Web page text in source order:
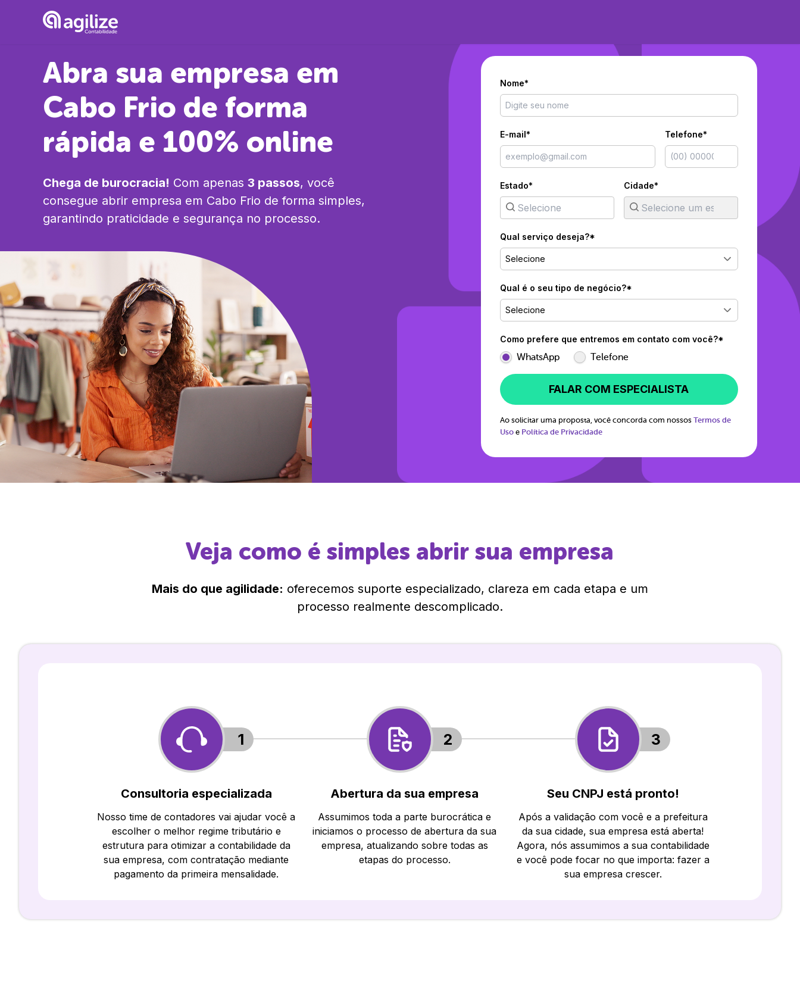
Abra sua empresa em
Cabo Frio de forma
rápida e 100% online
Chega de burocracia! Com apenas 3 passos, você
consegue abrir empresa em Cabo Frio de forma simples,
garantindo praticidade e segurança no processo.
Nome*
E-mail* Telefone*
Estado* Cidade*
Qual serviço deseja?*
Selecione
Qual é o seu tipo de negócio?*
Selecione
Como prefere que entremos em contato com você?*
WhatsApp Telefone
FALAR COM ESPECIALISTA
Ao solicitar uma proposta, você concorda com nossos Termos de
Uso e Política de Privacidade
Veja como é simples abrir sua empresa
Mais do que agilidade: oferecemos suporte especializado, clareza em cada etapa e um
processo realmente descomplicado.
1
Consultoria especializada
Nosso time de contadores vai ajudar você a
escolher o melhor regime tributário e
estrutura para otimizar a contabilidade da
sua empresa, com contratação mediante
pagamento da primeira mensalidade.
2
Abertura da sua empresa
Assumimos toda a parte burocrática e
iniciamos o processo de abertura da sua
empresa, atualizando sobre todas as
etapas do processo.
3
Seu CNPJ está pronto!
Após a validação com você e a prefeitura
da sua cidade, sua empresa está aberta!
Agora, nós assumimos a sua contabilidade
e você pode focar no que importa: fazer a
sua empresa crescer.